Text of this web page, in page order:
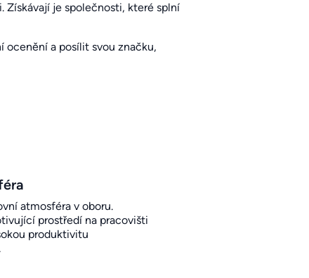
Získávají je společnosti, které splní
ocenění a posílit svou značku,
atmosféra v oboru.
prostředí na pracovišti
produktivitu